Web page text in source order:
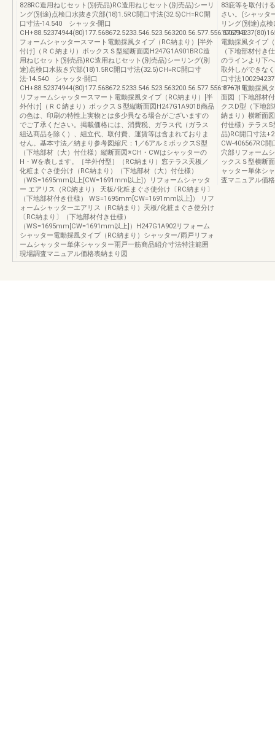
828RC造用ねじセット(別売品)RC造用ねじセット(別売品)シーリ
ング(別途)点検口水抜き穴部(18)1.5RC開口寸法(32.5)CH=RC開
口寸法-14.540 シャッタ-開口
CH+88.52374944(80)177.568672.5233.546.523.563200.56.577.556.576719
フォームシャッタースマート電動採風タイプ（RC納まり）[半外
付け]（ＲＣ納まり）ボックスＳ型縦断面図H247G1A901BRC造
用ねじセット(別売品)RC造用ねじセット(別売品)シーリング(別
途)点検口水抜き穴部(18)1.5RC開口寸法(32.5)CH=RC開口寸
法-14.540 シャッタ-開口
CH+88.52374944(80)177.568672.5233.546.523.563200.56.577.556.576719
リフォームシャッタースマート電動採風タイプ（RC納まり）[半
外付け]（ＲＣ納まり）ボックスＳ型縦断面図H247G1A901B商品
の色は、印刷の特性上実物とは多少異なる場合がございますの
でご了承ください。掲載価格には、消費税、ガラス代（ガラス
組込商品を除く）、組立代、取付費、運賃等は含まれておりま
せん。基本寸法／納まり参考図縮尺：1／6アルミボックスS型
（下地部材（大）付仕様）縦断面図※CH・CWはシャッターの
H・Wを表します。［半外付型］（RC納まり）窓テラス天板／
化粧まぐさ使分け（RC納まり）（下地部材（大）付仕様）
（WS=1695mm以上[CW=1691mm以上]）リフォームシャッタ
ー エアリス（RC納まり） 天板/化粧まぐさ使分け〔RC納まり〕
（下地部材付き仕様） WS=1695mm[CW=1691mm以上]） リフ
ォームシャッターエアリス（RC納まり）天板/化粧まぐさ使分け
〔RC納まり〕（下地部材付き仕様）
（WS=1695mm[CW=1691mm以上]）H247G1A902リフォーム
シャッター電動採風タイプ（RC納まり）シャッター/雨戸リフォ
ームシャッター単体シャッター雨戸一筋商品紹介寸法特注範囲
現場調査マニュアル価格表納まり図
83庇等を取付け
さい。(シャッタ
リング(別途)点
電動採風タイプ
（下地部材付き
のラインより下
取外しができな
口寸法
マート電動採風
面図（下地部材
クスD型（下地
納まり）横断面
付仕様）テラス
品)RC開口寸法
CW‑406567RC
穴部リフォーム
ックスＳ型横断
ャッター単体シ
査マニュアル価